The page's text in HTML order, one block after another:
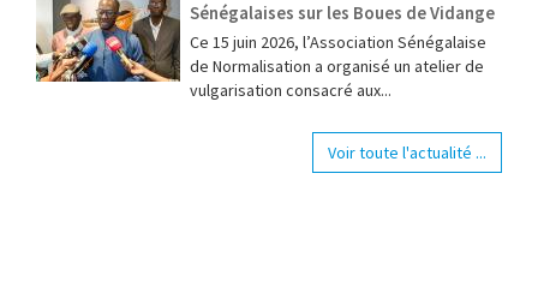
Sénégalaises sur les Boues de Vidange
Ce 15 juin 2026, l’Association Sénégalaise
de Normalisation a organisé un atelier de
vulgarisation consacré aux...
Voir toute l'actualité ...